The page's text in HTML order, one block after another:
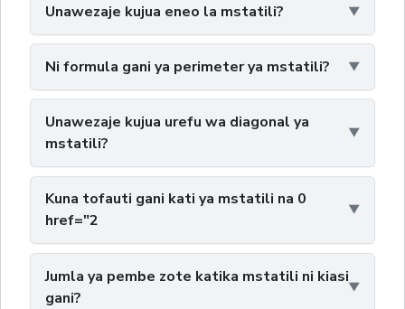
Unawezaje kujua eneo la mstatili?
Ni formula gani ya perimeter ya mstatili?
Unawezaje kujua urefu wa diagonal ya
mstatili?
Kuna tofauti gani kati ya mstatili na 0
href="2
Jumla ya pembe zote katika mstatili ni kiasi
gani?